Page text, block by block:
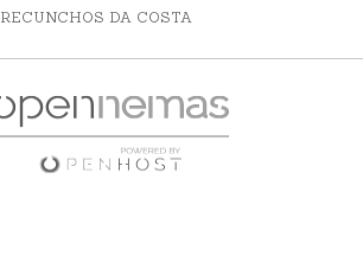
RECUNCHOS DA COSTA